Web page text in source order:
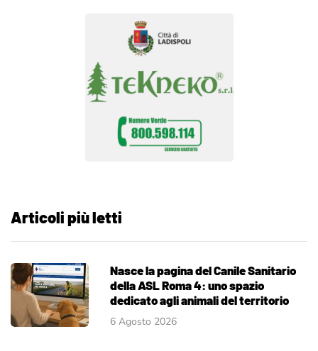
Articoli più letti
Nasce la pagina del Canile Sanitario
della ASL Roma 4: uno spazio
dedicato agli animali del territorio
6 Agosto 2026